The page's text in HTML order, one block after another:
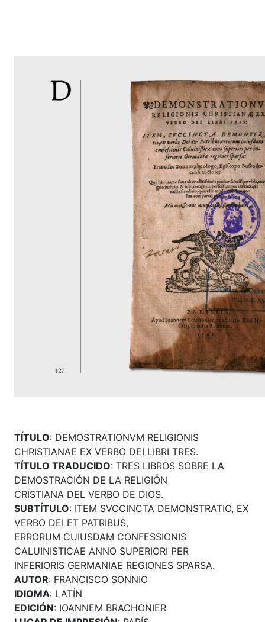
TÍTULO: DEMOSTRATIONVM RELIGIONIS
CHRISTIANAE EX VERBO DEI LIBRI TRES.
TÍTULO TRADUCIDO: TRES LIBROS SOBRE LA
DEMOSTRACIÓN DE LA RELIGIÓN
CRISTIANA DEL VERBO DE DIOS.
SUBTÍTULO: ITEM SVCCINCTA DEMONSTRATIO, EX
VERBO DEI ET PATRIBUS,
ERRORUM CUIUSDAM CONFESSIONIS
CALUINISTICAE ANNO SUPERIORI PER
INFERIORIS GERMANIAE REGIONES SPARSA.
AUTOR: FRANCISCO SONNIO
IDIOMA: LATÍN
EDICIÓN: IOANNEM BRACHONIER